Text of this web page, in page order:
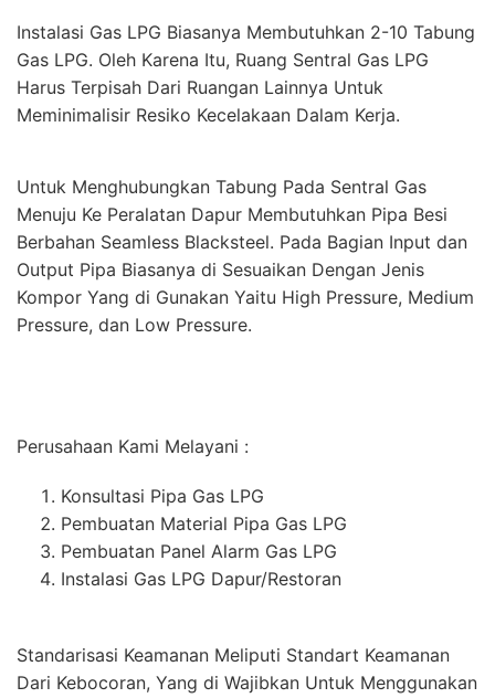
Instalasi Gas LPG Biasanya Membutuhkan 2-10 Tabung
Gas LPG. Oleh Karena Itu, Ruang Sentral Gas LPG
Harus Terpisah Dari Ruangan Lainnya Untuk
Meminimalisir Resiko Kecelakaan Dalam Kerja.
Untuk Menghubungkan Tabung Pada Sentral Gas
Menuju Ke Peralatan Dapur Membutuhkan Pipa Besi
Berbahan Seamless Blacksteel. Pada Bagian Input dan
Output Pipa Biasanya di Sesuaikan Dengan Jenis
Kompor Yang di Gunakan Yaitu High Pressure, Medium
Pressure, dan Low Pressure.
Perusahaan Kami Melayani :
Konsultasi Pipa Gas LPG
Pembuatan Material Pipa Gas LPG
Pembuatan Panel Alarm Gas LPG
Instalasi Gas LPG Dapur/Restoran
Standarisasi Keamanan Meliputi Standart Keamanan
Dari Kebocoran, Yang di Wajibkan Untuk Menggunakan